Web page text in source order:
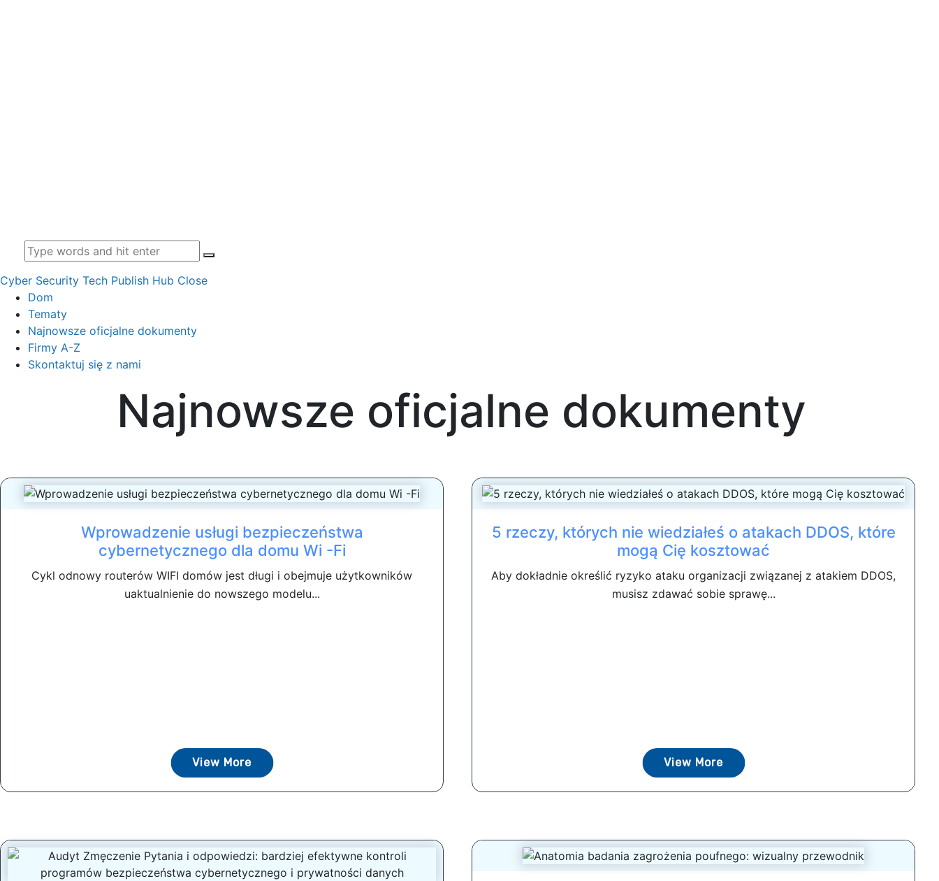
Cyber Security Tech Publish Hub Close
Dom
Tematy
Najnowsze oficjalne dokumenty
Firmy A-Z
Skontaktuj się z nami
Najnowsze oficjalne dokumenty
Wprowadzenie usługi bezpieczeństwa
cybernetycznego dla domu Wi -Fi
Cykl odnowy routerów WIFI domów jest długi i obejmuje użytkowników
uaktualnienie do nowszego modelu...
View More
5 rzeczy, których nie wiedziałeś o atakach DDOS, które
mogą Cię kosztować
Aby dokładnie określić ryzyko ataku organizacji związanej z atakiem DDOS,
musisz zdawać sobie sprawę...
View More